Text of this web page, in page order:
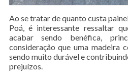
Ao se tratar de quanto custa
Poá, é interessante ressaltar
acabar sendo benéfica,
consideração que uma madeira
sendo muito durável e
prejuízos.